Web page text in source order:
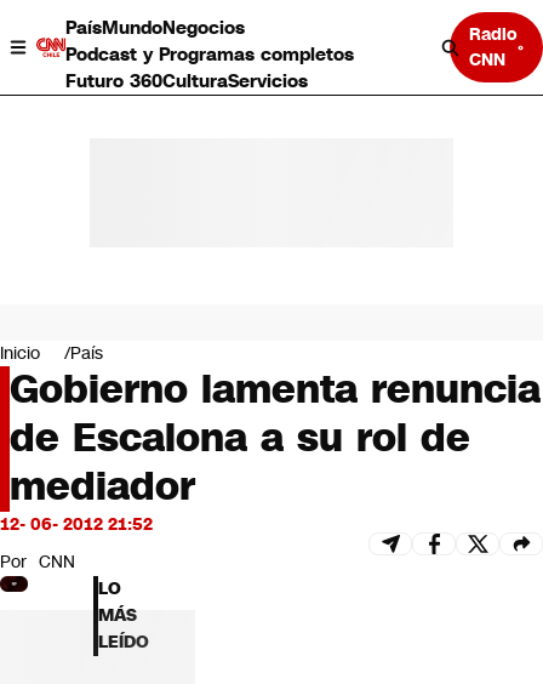
PaísMundoNegocios
Podcast y Programas completos
Futuro 360CulturaServicios
Radio
CNN
Negocios
Deportes
Programas completos
Cultura
Servicios
Bits
CNN tiempo
Futuro 360
Opinión
Inicio País
Gobierno lamenta renuncia
de Escalona a su rol de
mediador
12- 06- 2012 21:52
Por CNN
LO
MÁS
LEÍDO